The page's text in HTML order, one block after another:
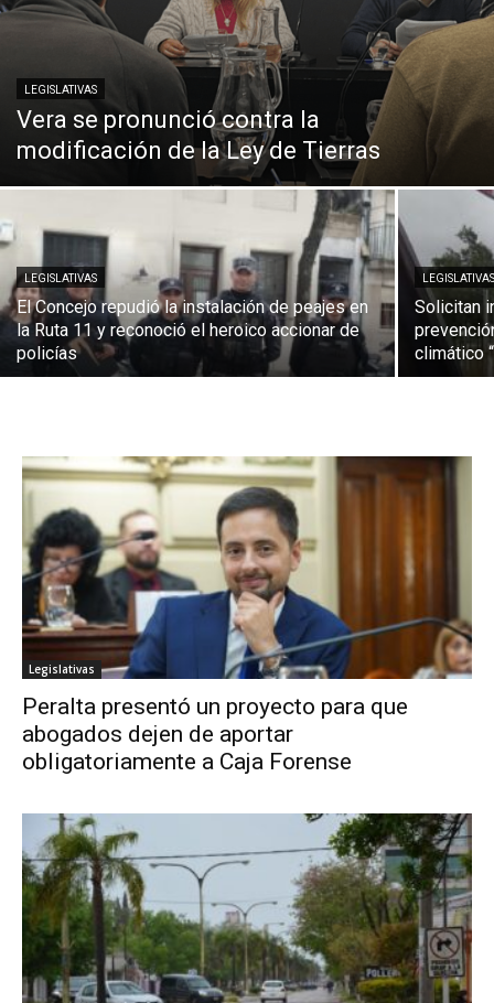
LEGISLATIVAS
Vera se pronunció contra la
modificación de la Ley de Tierras
LEGISLATIVAS
El Concejo repudió la instalación de peajes en
la Ruta 11 y reconoció el heroico accionar de
policías
Solicitan
climático
Legislativas
Peralta presentó un proyecto para que
abogados dejen de aportar
obligatoriamente a Caja Forense